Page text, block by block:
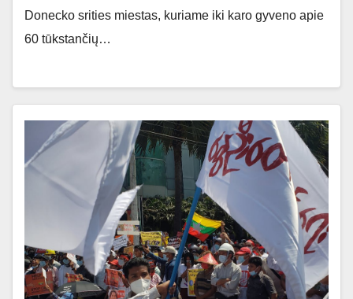
Donecko srities miestas, kuriame iki karo gyveno apie
60 tūkstančių…